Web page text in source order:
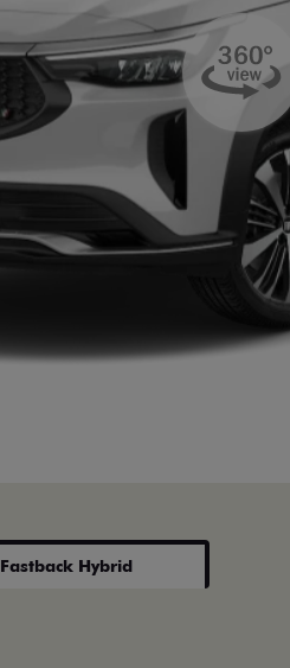
Fastback Hybrid